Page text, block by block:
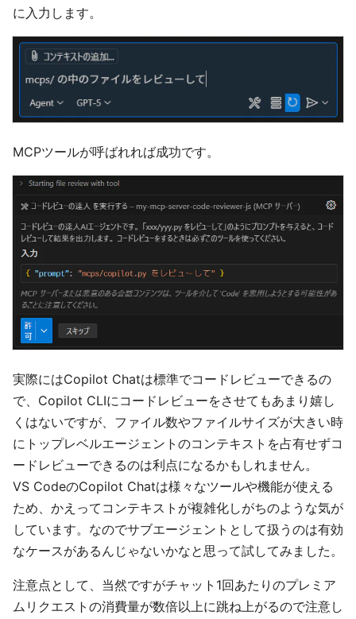
に入力します。
MCPツールが呼ばれれば成功です。
実際にはCopilot Chatは標準でコードレビューできるの
で、Copilot CLIにコードレビューをさせてもあまり嬉し
くはないですが、ファイル数やファイルサイズが大きい時
にトップレベルエージェントのコンテキストを占有せずコ
ードレビューできるのは利点になるかもしれません。
VS CodeのCopilot Chatは様々なツールや機能が使える
ため、かえってコンテキストが複雑化しがちのような気が
しています。なのでサブエージェントとして扱うのは有効
なケースがあるんじゃないかなと思って試してみました。
注意点として、当然ですがチャット1回あたりのプレミア
ムリクエストの消費量が数倍以上に跳ね上がるので注意し